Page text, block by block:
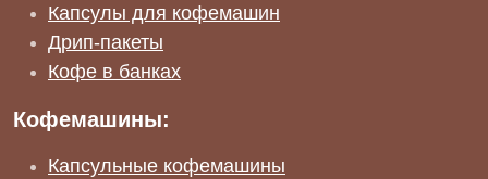
Капсулы для кофемашин
Дрип-пакеты
Кофе в банках
Кофемашины:
Капсульные кофемашины